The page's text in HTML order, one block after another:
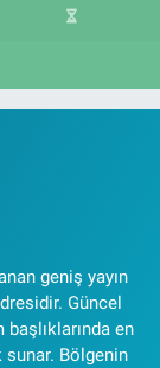
geniş yayın
Güncel
en
sunar. Bölgenin